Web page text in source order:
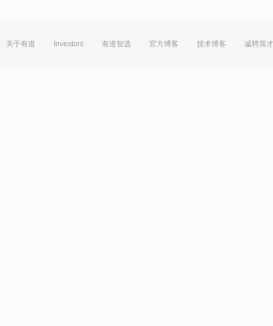
关于有道 Investors 有道智选 官方博客 技术博客 诚聘英才